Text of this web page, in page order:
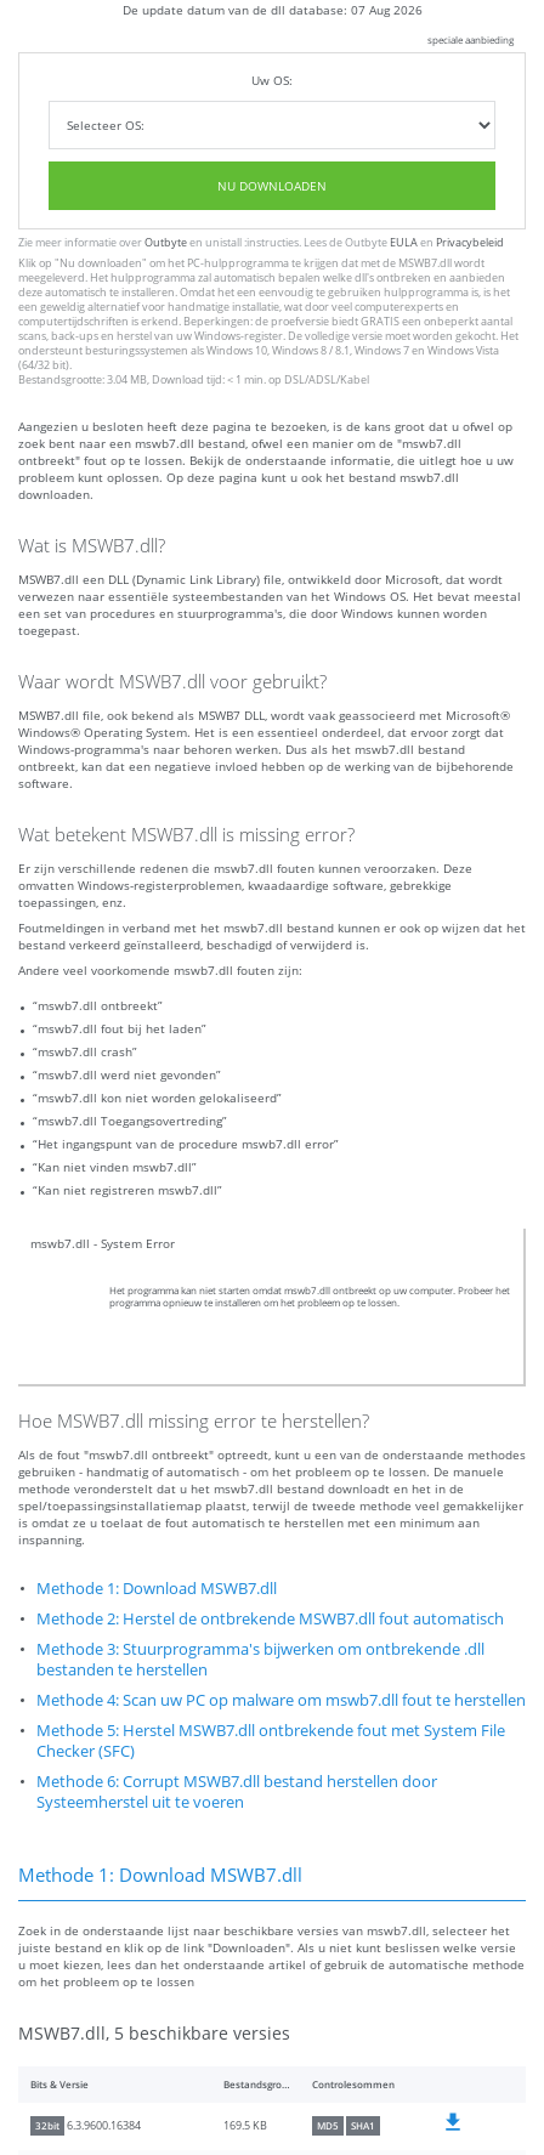
De update datum van de dll database: 07 Aug 2026
speciale aanbieding
Uw OS:
NU DOWNLOADEN
Zie meer informatie overOutbyteen unistall :instructies. Lees de Outbyte EULAen Privacybeleid
Klik op "Nu downloaden" om het PC-hulpprogramma te krijgen dat met de MSWB7.dll wordt
meegeleverd. Het hulpprogramma zal automatisch bepalen welke dll's ontbreken en aanbieden
deze automatisch te installeren. Omdat het een eenvoudig te gebruiken hulpprogramma is, is het
een geweldig alternatief voor handmatige installatie, wat door veel computerexperts en
computertijdschriften is erkend. Beperkingen: de proefversie biedt GRATIS een onbeperkt aantal
scans, back-ups en herstel van uw Windows-register. De volledige versie moet worden gekocht. Het
ondersteunt besturingssystemen als Windows 10, Windows 8 / 8.1, Windows 7 en Windows Vista
(64/32 bit).
Bestandsgrootte: 3.04 MB, Download tijd: < 1 min. op DSL/ADSL/Kabel
Aangezien u besloten heeft deze pagina te bezoeken, is de kans groot dat u ofwel op
zoek bent naar een mswb7.dll bestand, ofwel een manier om de "mswb7.dll
ontbreekt" fout op te lossen. Bekijk de onderstaande informatie, die uitlegt hoe u uw
probleem kunt oplossen. Op deze pagina kunt u ook het bestand mswb7.dll
downloaden.
Wat is MSWB7.dll?
MSWB7.dll een DLL (Dynamic Link Library) file, ontwikkeld door Microsoft, dat wordt
verwezen naar essentiële systeembestanden van het Windows OS. Het bevat meestal
een set van procedures en stuurprogramma's, die door Windows kunnen worden
toegepast.
Waar wordt MSWB7.dll voor gebruikt?
MSWB7.dll file, ook bekend als MSWB7 DLL, wordt vaak geassocieerd met Microsoft®
Windows® Operating System. Het is een essentieel onderdeel, dat ervoor zorgt dat
Windows-programma's naar behoren werken. Dus als het mswb7.dll bestand
ontbreekt, kan dat een negatieve invloed hebben op de werking van de bijbehorende
software.
Wat betekent MSWB7.dll is missing error?
Er zijn verschillende redenen die mswb7.dll fouten kunnen veroorzaken. Deze
omvatten Windows-registerproblemen, kwaadaardige software, gebrekkige
toepassingen, enz.
Foutmeldingen in verband met het mswb7.dll bestand kunnen er ook op wijzen dat het
bestand verkeerd geïnstalleerd, beschadigd of verwijderd is.
Andere veel voorkomende mswb7.dll fouten zijn:
“mswb7.dll ontbreekt”
“mswb7.dll fout bij het laden”
“mswb7.dll crash”
“mswb7.dll werd niet gevonden”
“mswb7.dll kon niet worden gelokaliseerd”
“mswb7.dll Toegangsovertreding”
“Het ingangspunt van de procedure mswb7.dll error”
“Kan niet vinden mswb7.dll”
“Kan niet registreren mswb7.dll”
mswb7.dll - System Error
Het programma kan niet starten omdat mswb7.dll ontbreekt op uw computer. Probeer het
programma opnieuw te installeren om het probleem op te lossen.
Hoe MSWB7.dll missing error te herstellen?
Als de fout "mswb7.dll ontbreekt" optreedt, kunt u een van de onderstaande methodes
gebruiken - handmatig of automatisch - om het probleem op te lossen. De manuele
methode veronderstelt dat u het mswb7.dll bestand downloadt en het in de
spel/toepassingsinstallatiemap plaatst, terwijl de tweede methode veel gemakkelijker
is omdat ze u toelaat de fout automatisch te herstellen met een minimum aan
inspanning.
Methode 1: Download MSWB7.dll
Methode 2: Herstel de ontbrekende MSWB7.dll fout automatisch
Methode 3: Stuurprogramma's bijwerken om ontbrekende .dll
bestanden te herstellen
Methode 4: Scan uw PC op malware om mswb7.dll fout te herstellen
Methode 5: Herstel MSWB7.dll ontbrekende fout met System File
Checker (SFC)
Methode 6: Corrupt MSWB7.dll bestand herstellen door
Systeemherstel uit te voeren
Methode 1: Download MSWB7.dll
Zoek in de onderstaande lijst naar beschikbare versies van mswb7.dll, selecteer het
juiste bestand en klik op de link "Downloaden". Als u niet kunt beslissen welke versie
u moet kiezen, lees dan het onderstaande artikel of gebruik de automatische methode
om het probleem op te lossen
MSWB7.dll, 5 beschikbare versies
Bits & Versie Bestandsgrootte Controlesommen
32bit 6.3.9600.16384 169.5 KB MD5 SHA1